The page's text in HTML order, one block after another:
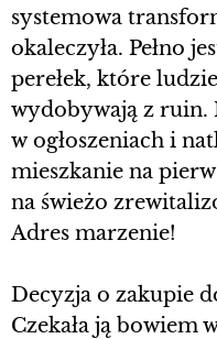
systemowa
okaleczyła. Pełno
perełek, które
wydobywają z ruin.
w ogłoszeniach i
mieszkanie na
na świeżo
Adres marzenie!
Decyzja o zakupie
Czekała ją bowiem